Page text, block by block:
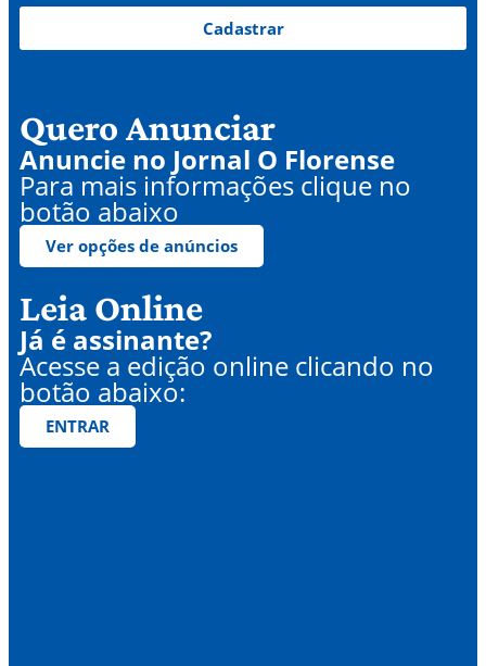
Cadastrar
Quero Anunciar
Anuncie no Jornal O Florense
Para mais informações clique no
botão abaixo
Ver opções de anúncios
Leia Online
Já é assinante?
Acesse a edição online clicando no
botão abaixo:
ENTRAR